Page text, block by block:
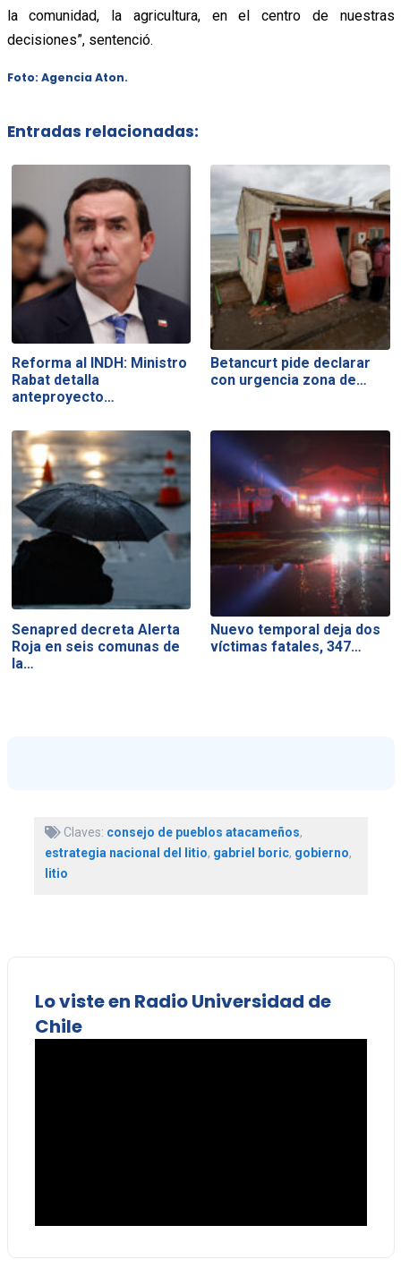
la comunidad, la agricultura, en el centro de nuestras
decisiones”, sentenció.
Foto: Agencia Aton.
Entradas relacionadas:
Reforma al INDH: Ministro
Rabat detalla
anteproyecto…
Betancurt pide declarar
con urgencia zona de…
Senapred decreta Alerta
Roja en seis comunas de
la…
Nuevo temporal deja dos
víctimas fatales, 347…
Claves: consejo de pueblos atacameños,
estrategia nacional del litio, gabriel boric, gobierno,
litio
Lo viste en Radio Universidad de
Chile